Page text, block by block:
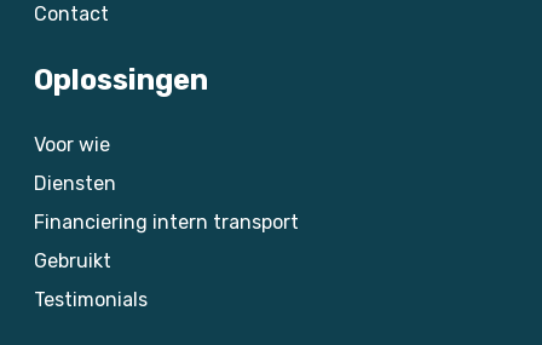
Contact
Oplossingen
Voor wie
Diensten
Financiering intern transport
Gebruikt
Testimonials